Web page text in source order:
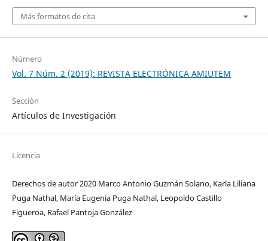
Más formatos de cita
Número
Vol. 7 Núm. 2 (2019): REVISTA ELECTRÓNICA AMIUTEM
Sección
Artículos de Investigación
Licencia
Derechos de autor 2020 Marco Antonio Guzmán Solano, Karla Liliana
Puga Nathal, María Eugenia Puga Nathal, Leopoldo Castillo
Figueroa, Rafael Pantoja González